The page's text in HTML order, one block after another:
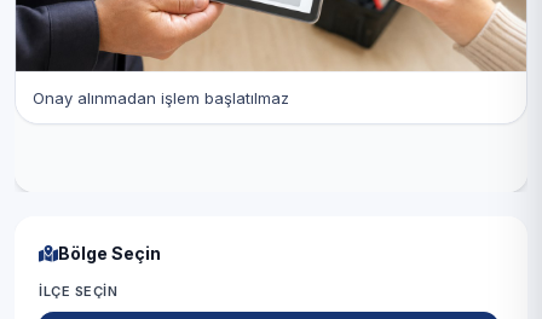
Onay alınmadan işlem başlatılmaz
Bölge Seçin
İLÇE SEÇIN